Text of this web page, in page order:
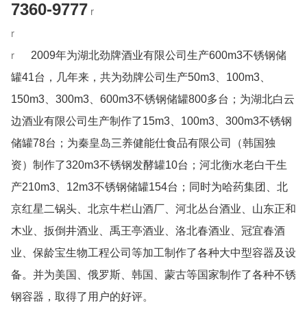
7360-9777 r
r
r
2009年为湖北劲牌酒业有限公司生产600m3不锈钢储
罐41台，几年来，共为劲牌公司生产50m3、100m3、
150m3、300m3、600m3不锈钢储罐800多台；为湖北白云
边酒业有限公司生产制作了15m3、100m3、300m3不锈钢
储罐78台；为秦皇岛三养健能仕食品有限公司（韩国独
资）制作了320m3不锈钢发酵罐10台；河北衡水老白干生
产210m3、12m3不锈钢储罐154台；同时为哈药集团、北
京红星二锅头、北京牛栏山酒厂、河北丛台酒业、山东正和
木业、扳倒井酒业、禹王亭酒业、洛北春酒业、冠宜春酒
业、保龄宝生物工程公司等加工制作了各种大中型容器及设
备。并为美国、俄罗斯、韩国、蒙古等国家制作了各种不锈
钢容器，取得了用户的好评。